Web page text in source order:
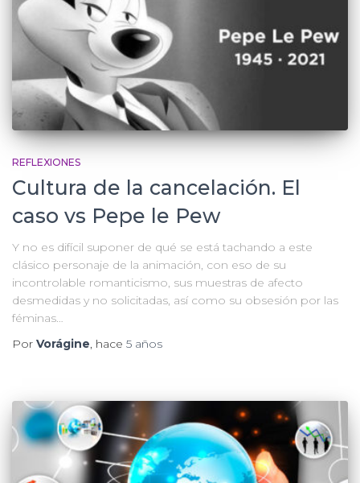
REFLEXIONES
Cultura de la cancelación. El
caso vs Pepe le Pew
Y no es difícil suponer de qué se está tachando a este
clásico personaje de la animación, con eso de su
incontrolable romanticismo, sus muestras de afecto
desmedidas y no solicitadas, así como su obsesión por las
féminas…
Por Vorágine, hace 5 años